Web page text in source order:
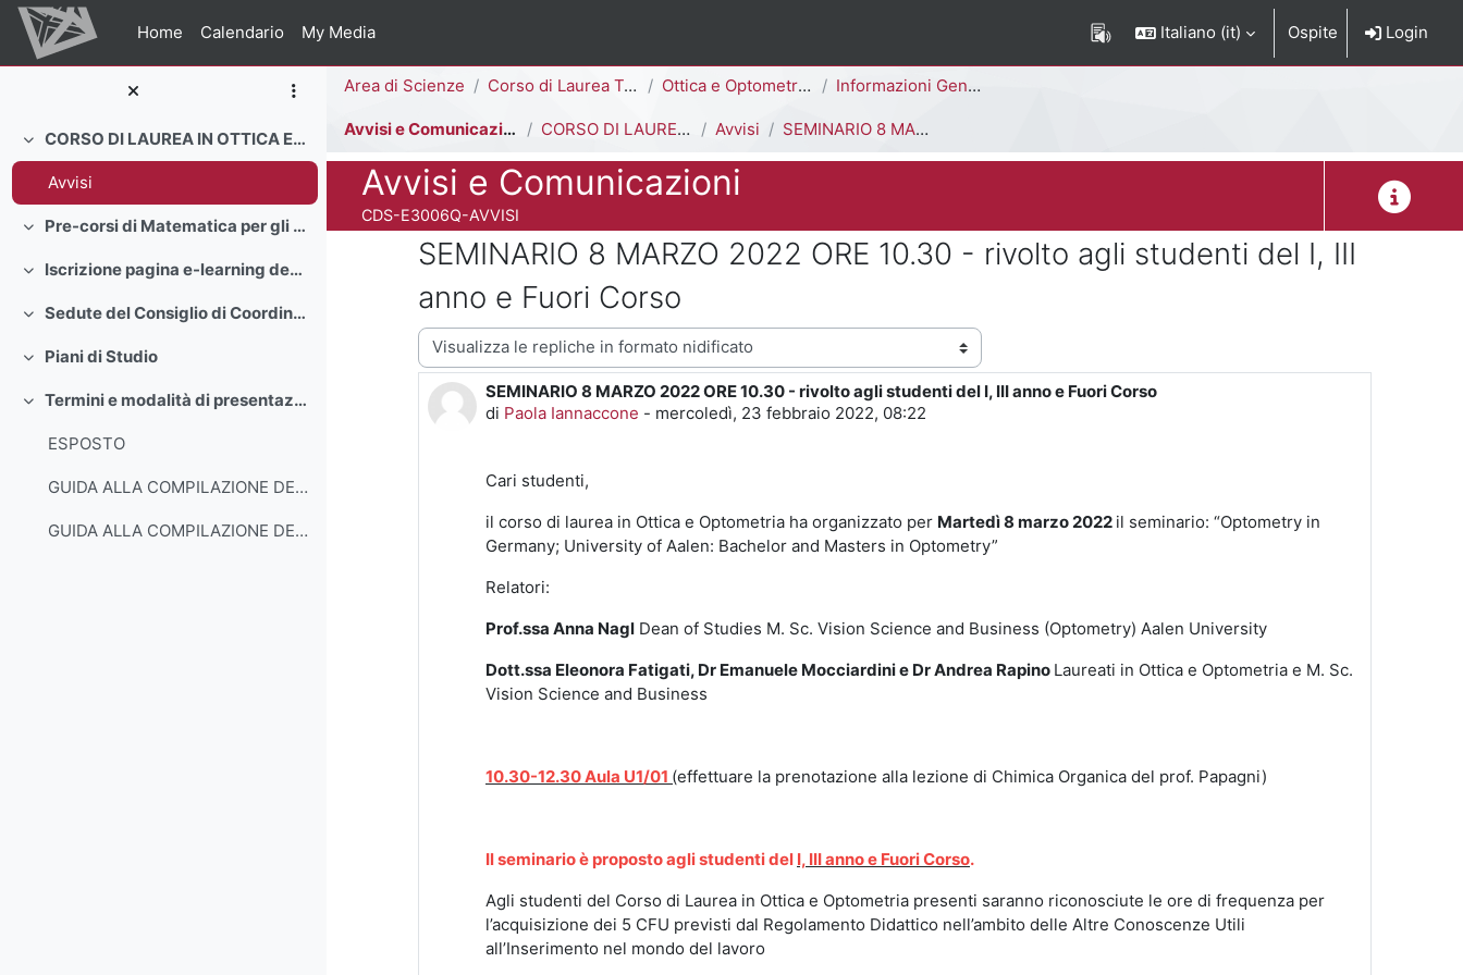
Vai al contenuto principale
Home
Calendario My Media Italiano ‎(it)‎ Ospite Login
Minimizza CORSO DI LAUREA IN OTTICA E OPTOMETRIA
Avvisi
Minimizza Pre-corsi di Matematica per gli immatricolati dell'A.A. 2025/2026
Minimizza Iscrizione pagina e-learning degli insegnamenti
Minimizza Sedute del Consiglio di Coordinamento Didattico A.A. 2025/2026
Minimizza
Piani di Studio
Minimizza Termini e modalità di presentazione dei piani di studio A.A. 2025/2026
ESPOSTO
GUIDA ALLA COMPILAZIONE DEL PIANO DI STUDI
GUIDA ALLA COMPILAZIONE DEL PIANO DI STUDI PART-TIME
Percorso della pagina
Area di Scienze Corso di Laurea Triennale Ottica e Optometria [E3006Q - E3002Q] Informazioni Generali del Corso di Studi
Avvisi e Comunicazioni CORSO DI LAUREA IN OTTICA E OPTOMETRIA Avvisi SEMINARIO 8 MARZO 2022 ORE 10.30 - rivolto agli studenti del I, III anno e Fuori Corso
Titolo del corso
Avvisi e Comunicazioni
Codice identificativo del corso
CDS-E3006Q-AVVISI
SEMINARIO 8 MARZO 2022 ORE 10.30 - rivolto agli studenti del I, III
anno e Fuori Corso
Modalità visualizzazione
SEMINARIO 8 MARZO 2022 ORE 10.30 - rivolto agli studenti del I, III anno e Fuori Corso
di Paola Iannaccone - mercoledì, 23 febbraio 2022, 08:22
Numero di risposte: 0
Cari studenti,
il corso di laurea in Ottica e Optometria ha organizzato per Martedì 8 marzo 2022 il seminario: “Optometry in
Germany; University of Aalen: Bachelor and Masters in Optometry”
Relatori:
Prof.ssa Anna Nagl Dean of Studies M. Sc. Vision Science and Business (Optometry) Aalen University
Dott.ssa Eleonora Fatigati, Dr Emanuele Mocciardini e Dr Andrea Rapino Laureati in Ottica e Optometria e M. Sc.
Vision Science and Business
10.30-12.30 Aula U1/01 (effettuare la prenotazione alla lezione di Chimica Organica del prof. Papagni)
Il seminario è proposto agli studenti del I, III anno e Fuori Corso.
Agli studenti del Corso di Laurea in Ottica e Optometria presenti saranno riconosciute le ore di frequenza per
l’acquisizione dei 5 CFU previsti dal Regolamento Didattico nell’ambito delle Altre Conoscenze Utili
all’Inserimento nel mondo del lavoro